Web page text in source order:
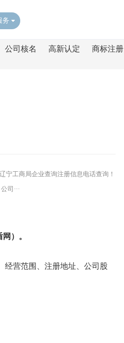
务
公司核名 高新认定 商标注册
宁工商局企业查询注册信息电话查询！
司···
）。
经营范围、注册地址、公司股